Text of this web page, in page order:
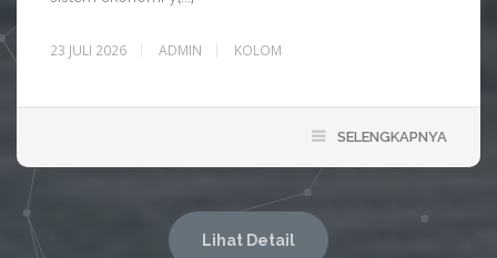
23 JULI 2026 ADMIN KOLOM
SELENGKAPNYA
Lihat Detail